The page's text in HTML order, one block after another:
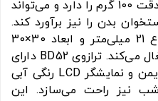
سنجش وزن تا 180 کیلوگرم با دقت 100 گرم را دارد و می‌تواند
بدن را نیز برآورد کند.
سطح باریک این ترازو با ارتفاع 21 میلی‌متر و ابعاد 30×30
سانتی‌متر، فضای کمتری را اشغال می‌کند. ترازوی BD52 دارای
صفحه نمایش بزرگ با شیشه ایمن و نمایشگر LCD رنگی آبی
نیز راحت می‌سازد. این